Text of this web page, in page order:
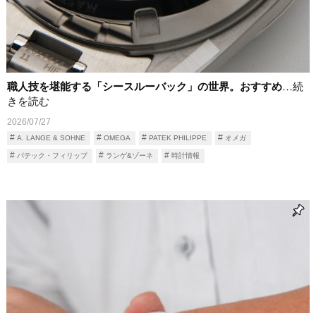
職人技を堪能する「シースルーバック」の世界。おすすめ…続
きを読む
2026/07/27
A. LANGE & SOHNE OMEGA PATEK PHILIPPE オメガ
パテック・フィリップ ランゲ&ゾーネ 時計情報